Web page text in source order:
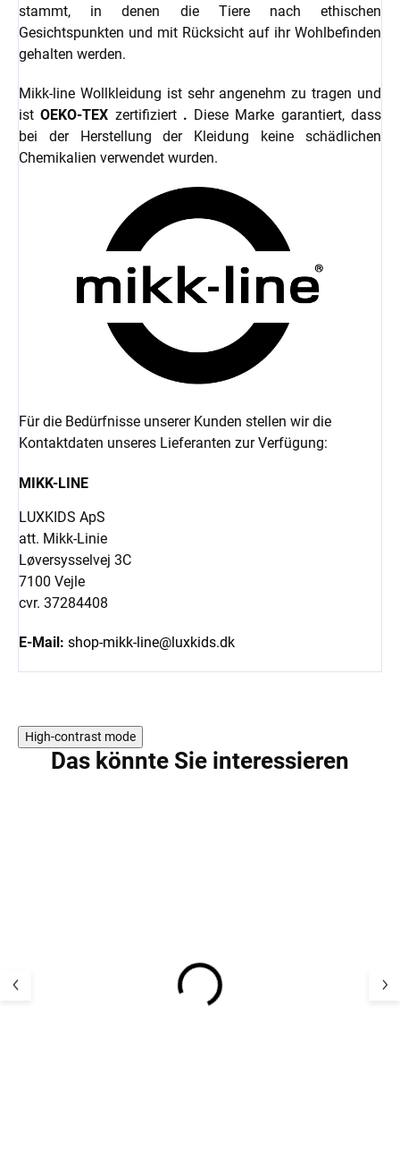
stammt, in denen die Tiere nach ethischen
Gesichtspunkten und mit Rücksicht auf ihr Wohlbefinden
gehalten werden.
Mikk-line Wollkleidung ist sehr angenehm zu tragen und
istOEKO-TEX zertifiziert . Diese Marke garantiert, dass
bei der Herstellung der Kleidung keine schädlichen
Chemikalien verwendet wurden.
Für die Bedürfnisse unserer Kunden stellen wir die
Kontaktdaten unseres Lieferanten zur Verfügung:
MIKK-LINE
LUXKIDS ApS
att. Mikk-Linie
Løversysselvej 3C
7100 Vejle
cvr. 37284408
E-Mail: shop-mikk-line@luxkids.dk
High-contrast mode
Das könnte Sie interessieren